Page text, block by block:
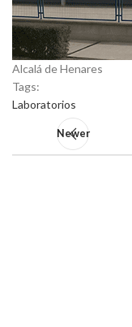
Alcalá de Henares
Tags:
Laboratorios
Newer